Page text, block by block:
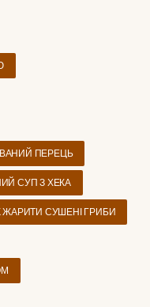
ПЕРЕЦЬ
СУП З ХЕКА
ЖАРИТИ СУШЕНІ ГРИБИ